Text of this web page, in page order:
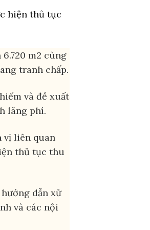
hiện thủ tục
m2 cùng
tranh chấp.
và đề xuất
lãng phí.
vị liên quan
thủ tục thu
dẫn xử
và các nội